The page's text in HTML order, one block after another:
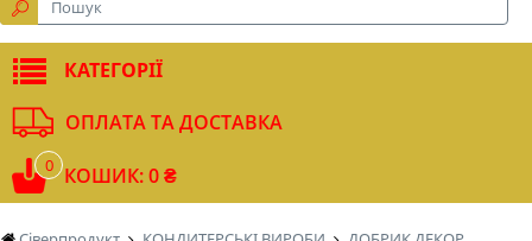
КАТЕГОРІЇ
ОПЛАТА ТА ДОСТАВКА
0 КОШИК: 0 ₴